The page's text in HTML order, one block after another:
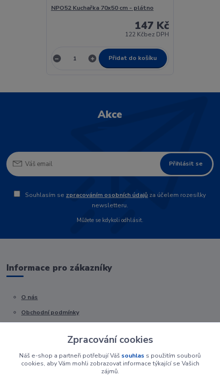
NPO52 Kuchařka 70x50 cm - plátno
147 Kč
122 Kčbez DPH
Přidat do košíku
Akce
Přihlásit se
Souhlasím se zpracováním osobních údajů za účelem rozesílky
newsletteru.
Můžete se kdykoli odhlásit.
Informace pro zákazníky
O nás
Obchodní podmínky
Zpracování cookies
Náš e-shop a partneři potřebují Váš souhlas s použitím souborů
cookies, aby Vám mohli zobrazovat informace týkající se Vašich
zájmů.